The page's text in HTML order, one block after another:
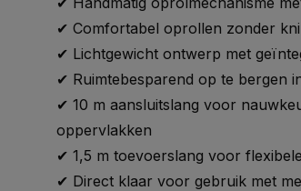
✔ Comfortabel oprollen zonder
✔ Lichtgewicht ontwerp met
✔ Ruimtebesparend op te bergen
✔ 10 m aansluitslang voor
oppervlakken
✔ 1,5 m toevoerslang voor
✔ Direct klaar voor gebruik met